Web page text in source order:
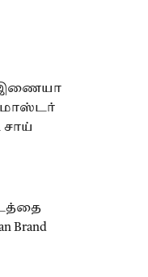
இணையா
மாஸ்டர்
Brand